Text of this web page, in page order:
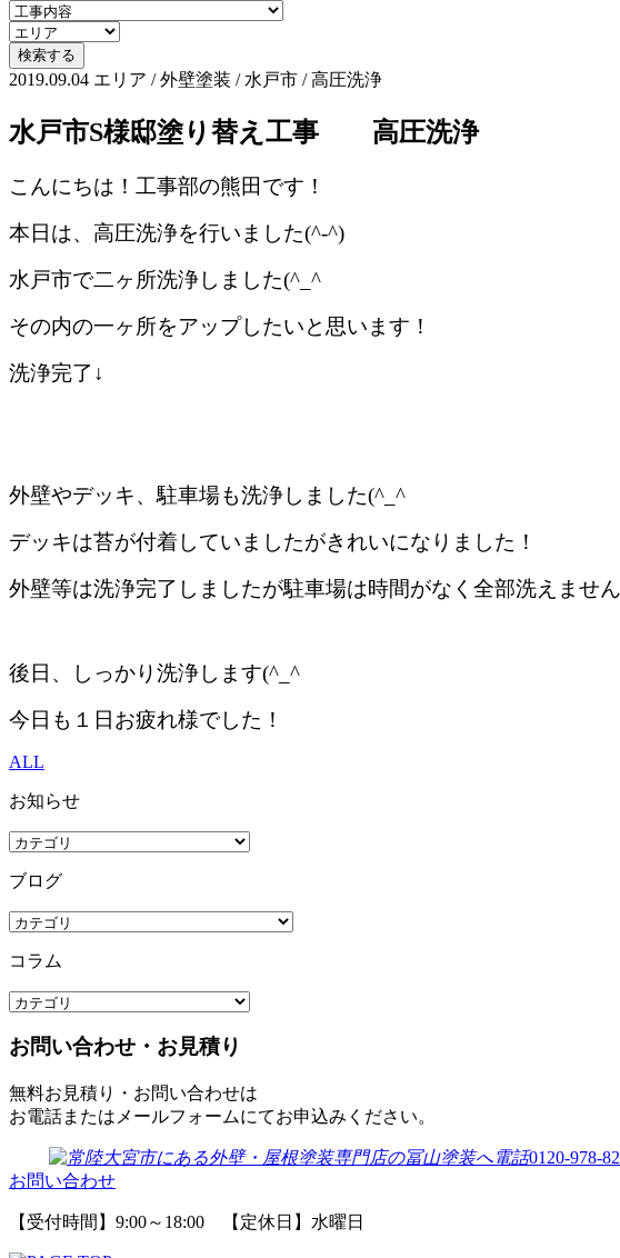
2019.09.04 エリア / 外壁塗装 / 水戸市 / 高圧洗浄
水戸市S様邸塗り替え工事 高圧洗浄
こんにちは！工事部の熊田です！
本日は、高圧洗浄を行いました(^-^)
水戸市で二ヶ所洗浄しました(^_^ゞ
その内の一ヶ所をアップしたいと思います！
洗浄完了↓
外壁やデッキ、駐車場も洗浄しました(^_^ゞ
デッキは苔が付着していましたがきれいになりました！
外壁等は洗浄完了しましたが駐車場は時間がなく全部洗えませ
後日、しっかり洗浄します(^_^ゞ
今日も１日お疲れ様でした！
ALL
お知らせ
ブログ
コラム
お問い合わせ・お見積り
無料お見積り・お問い合わせは
お電話またはメールフォームにてお申込みください。
0120-978-
お問い合わせ
【受付時間】9:00～18:00 【定休日】水曜日